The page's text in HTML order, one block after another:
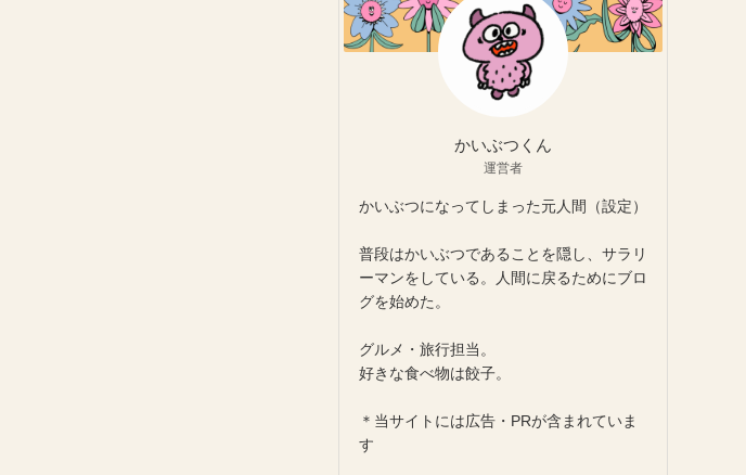
かいぶつくん
運営者
かいぶつになってしまった元人間（設定）
普段はかいぶつであることを隠し、サラリ
ーマンをしている。人間に戻るためにブロ
グを始めた。
グルメ・旅行担当。
好きな食べ物は餃子。
＊当サイトには広告・PRが含まれていま
す